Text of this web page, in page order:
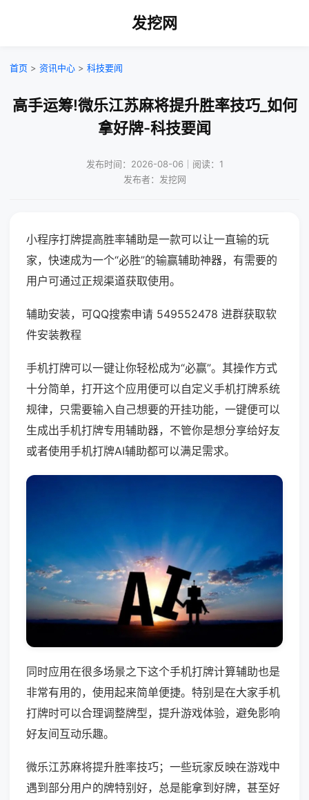
发挖网
首页 > 资讯中心 > 科技要闻
高手运筹!微乐江苏麻将提升胜率技巧_如何
拿好牌-科技要闻
发布时间：2026-08-06｜阅读：1
发布者：发挖网
小程序打牌提高胜率辅助是一款可以让一直输的玩
家，快速成为一个“必胜”的输赢辅助神器，有需要的
用户可通过正规渠道获取使用。
辅助安装，可QQ搜索申请 549552478 进群获取软
件安装教程
手机打牌可以一键让你轻松成为“必赢”。其操作方式
十分简单，打开这个应用便可以自定义手机打牌系统
规律，只需要输入自己想要的开挂功能，一键便可以
生成出手机打牌专用辅助器，不管你是想分享给好友
或者使用手机打牌AI辅助都可以满足需求。
同时应用在很多场景之下这个手机打牌计算辅助也是
非常有用的，使用起来简单便捷。特别是在大家手机
打牌时可以合理调整牌型，提升游戏体验，避免影响
好友间互动乐趣。
微乐江苏麻将提升胜率技巧；一些玩家反映在游戏中
遇到部分用户的牌特别好，总是能拿到好牌，甚至好